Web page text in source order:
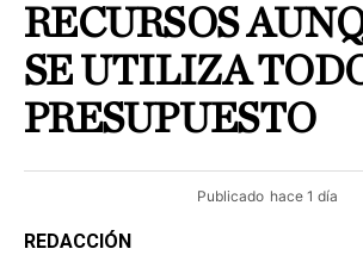
RECURSOS
SE UTILIZA
PRESUPUESTO
Publicado hace 1 día
REDACCIÓN